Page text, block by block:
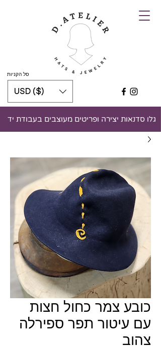
סל הקניות
גלו סדנאות יצירה ופריטים מעוצבים בעבודת יד
USD ($)
כובע צמר כחול חצות
עם עיטור תפר ספירלה
צהוב